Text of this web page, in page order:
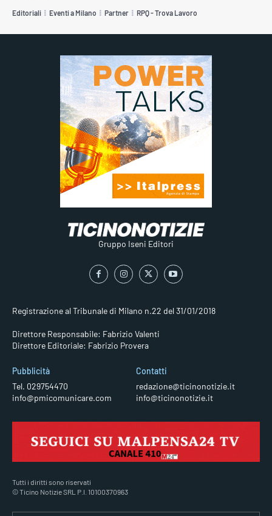
Editoriali Eventi a Milano Partner RPQ - Trova Lavoro
Gruppo Iseni Editori
Registrazione al Tribunale di Milano n.22 del 31/01/2018
Direttore Responsabile: Fabrizio Valenti
Direttore Editoriale: Fabrizio Provera
Pubblicità
Tel. 029754470
info@pmicomunicare.com
Contatti
redazione@ticinonotizie.it
info@ticinonotizie.it
Tutti i diritti sono riservati
© Ticino Notizie SRL P.I. 10100370963